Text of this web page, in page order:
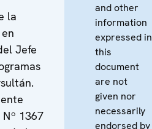
la
Jefe
1367
and other
information
expressed in
this
document
are not
given nor
necessarily
endorsed by